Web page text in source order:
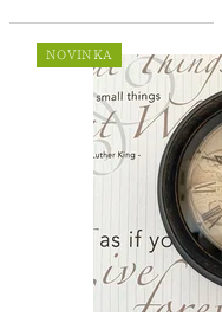
NOVINKA